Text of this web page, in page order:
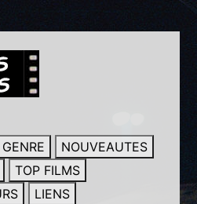
GENRE
NOUVEAUTES
TOP FILMS
LIENS